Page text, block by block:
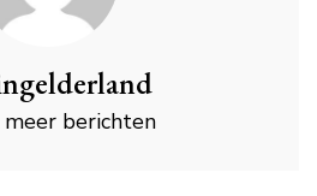
meer berichten